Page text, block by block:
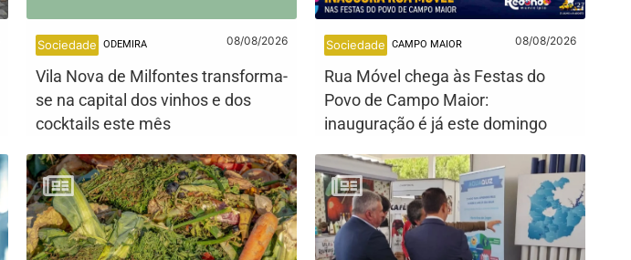
Sociedade ODEMIRA 08/08/2026
Vila Nova de Milfontes transforma-
se na capital dos vinhos e dos
cocktails este mês
Sociedade CAMPO MAIOR 08/08/2026
Rua Móvel chega às Festas do
Povo de Campo Maior:
inauguração é já este domingo